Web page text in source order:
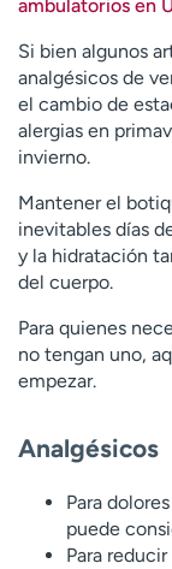
ambulatorios en
Si bien algunos
analgésicos de
el cambio de
alergias en
invierno.
Mantener el
inevitables días
y la hidratación
del cuerpo.
Para quienes
no tengan uno,
empezar.
Analgésicos
Para
puede
Para